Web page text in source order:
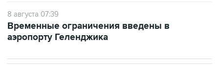
8 августа 07:39
Временные ограничения введены в
аэропорту Геленджика